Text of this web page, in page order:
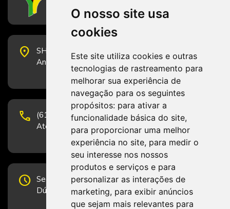
O nosso site usa
cookies
Este site utiliza cookies e outras
tecnologias de rastreamento para
melhorar sua experiência de
navegação para os seguintes
propósitos: para ativar a
funcionalidade básica do site,
para proporcionar uma melhor
experiência no site, para medir o
seu interesse nos nossos
produtos e serviços e para
personalizar as interações de
marketing, para exibir anúncios
que sejam mais relevantes para
place
SHS Quadra 6, Bloco E, Complexo Brasil 21, 20º
Andar, Sala 2001 - CEP 70322-915 - Brasília/DF
phone
(61) 3223-1652 e (61) 98131-3801.
Atendimento por telefone em horário comercial
schedule Segunda-feira a Sexta-feira de 12h às 19h.
Dúvidas e sugestões pelo Fale Conosco.